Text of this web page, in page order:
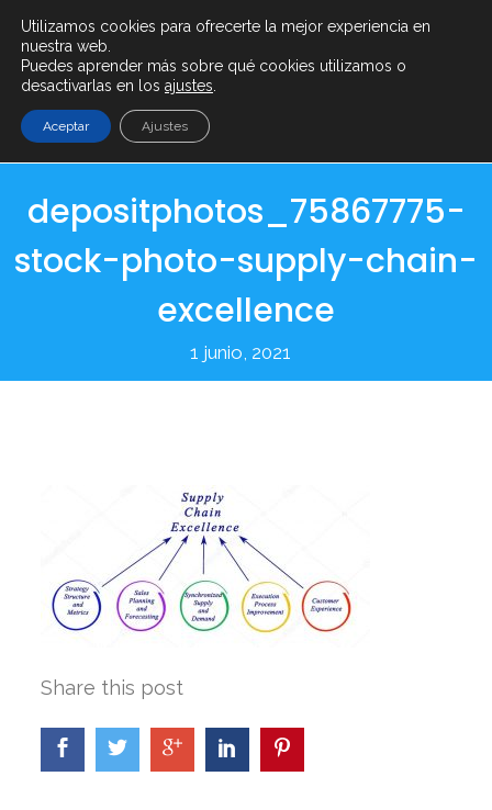
info@serenty.es + (34) 900 101 865
depositphotos_75867775-
stock-photo-supply-chain-
excellence
1 junio, 2021
Share this post
Utilizamos cookies para ofrecerte la mejor experiencia en
nuestra web.
Puedes aprender más sobre qué cookies utilizamos o
desactivarlas en los ajustes
Aceptar Ajustes